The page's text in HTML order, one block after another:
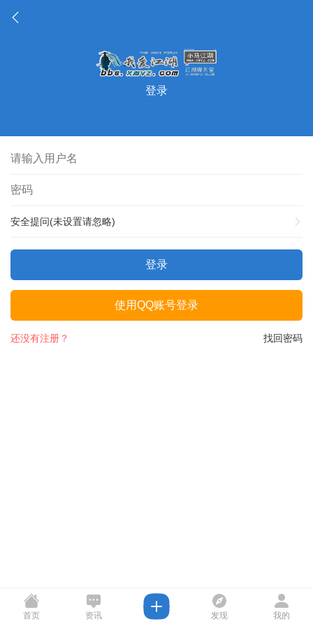
登录
安全提问(未设置请忽略)
登录
使用QQ账号登录
找回密码
还没有注册？
首页 资讯 发现 我的